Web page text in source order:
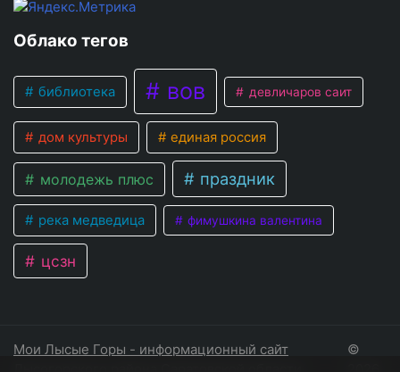
Облако тегов
библиотека вов девличаров саит
дом культуры единая россия
молодежь плюс праздник
река медведица фимушкина валентина
цсзн
Мои Лысые Горы - информационный сайт
©